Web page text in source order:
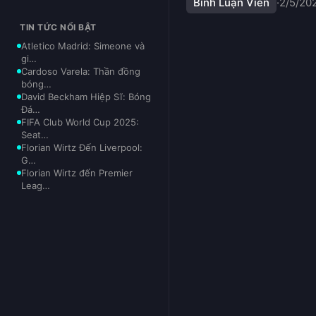
TIN TỨC NỔI BẬT
Atletico Madrid: Simeone và
gi…
Cardoso Varela: Thần đồng
bóng…
David Beckham Hiệp Sĩ: Bóng
Đá…
FIFA Club World Cup 2025:
Seat…
Florian Wirtz Đến Liverpool:
G…
Florian Wirtz đến Premier
Leag…